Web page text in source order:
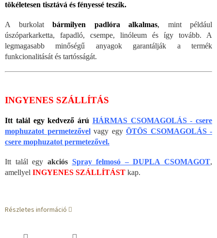
tökéletesen tisztává és fényessé teszik.
A burkolat bármilyen padlóra alkalmas, mint például
úszóparkarketta, fapadló, csempe, linóleum és így tovább. A
legmagasabb minőségű anyagok garantálják a termék
funkcionalitását és tartósságát.
INGYENES SZÁLLÍTÁS
Itt talál egy kedvező árú HÁRMASCSOMAGOLÁS - csere
mophuzatot permetezővelvagy egy ÖTÖS CSOMAGOLÁS -
csere mophuzatot permetezővel.
Itt talál egy akciós Spray felmosó – DUPLA CSOMAGOT,
amellyel INGYENES SZÁLLÍTÁST kap.
Részletes információ